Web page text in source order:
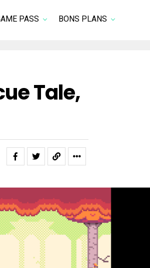
PASS BONS PLANS
Tale,